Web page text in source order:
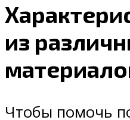
из
Чтобы помочь